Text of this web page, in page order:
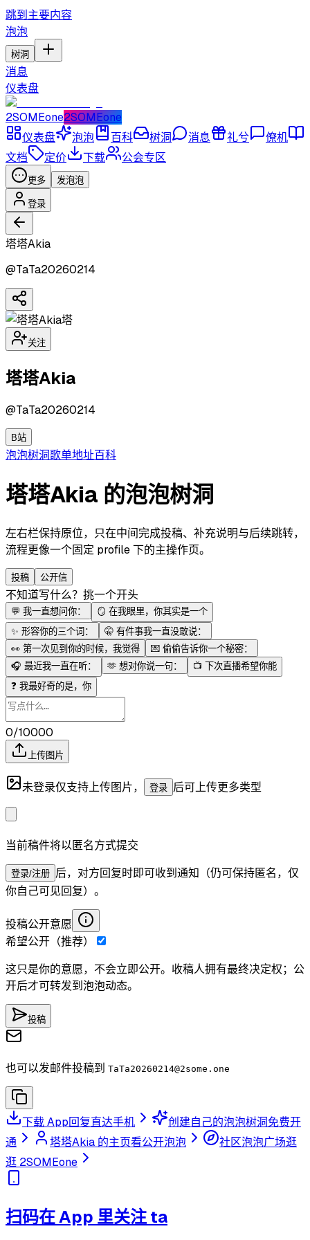
跳到主要内容
泡泡
树洞
消息
仪表盘
2SOMEone2SOMEone
仪表盘
泡泡 百科 树洞 消息 礼兮
僚机
文档
定价 下载 公会专区
更多 发泡泡
登录
塔塔Akia
@TaTa20260214
塔
关注
塔塔Akia
@TaTa20260214
B站
泡泡树洞歌单地址百科
塔塔Akia 的泡泡树洞
左右栏保持原位，只在中间完成投稿、补充说明与后续跳转，
流程更像一个固定 profile 下的主操作页。
投稿 公开信
不知道写什么？挑一个开头
💬 我一直想问你： 🪞 在我眼里，你其实是一个
✨ 形容你的三个词： 🤫 有件事我一直没敢说：
👀 第一次见到你的时候，我觉得 💌 偷偷告诉你一个秘密：
🎧 最近我一直在听： 🫶 想对你说一句： 📺 下次直播希望你能
❓ 我最好奇的是，你
0/10000
上传图片
未登录仅支持上传图片， 登录 后可上传更多类型
当前稿件将以匿名方式提交
登录/注册 后，对方回复时即可收到通知（仍可保持匿名，仅
你自己可见回复）。
投稿公开意愿
希望公开（推荐）
这只是你的意愿，不会立即公开。收稿人拥有最终决定权；公
开后才可转发到泡泡动态。
投稿
也可以发邮件投稿到 TaTa20260214@2some.one
下载 App回复直达手机 创建自己的泡泡树洞免费开
通
塔塔Akia 的主页看公开泡泡 社区泡泡广场逛
逛 2SOMEone
扫码在 App 里关注 ta